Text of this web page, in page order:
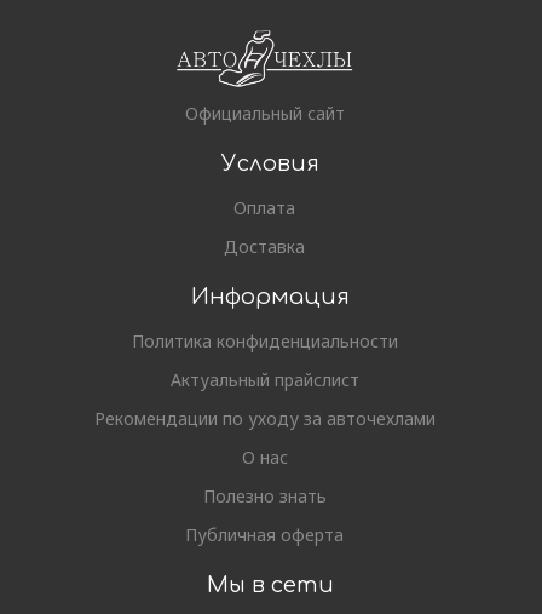
Официальный сайт
Условия
Оплата
Доставка
Информация
Политика конфиденциальности
Актуальный прайслист
Рекомендации по уходу за авточехлами
О нас
Полезно знать
Публичная оферта
Мы в сети